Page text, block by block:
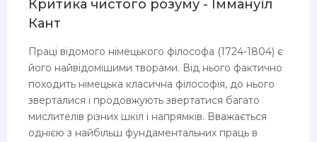
Критика чистого розуму - Іммануїл
Кант
Праці відомого німецького філософа (1724-1804) є
його найвідомішими творами. Від нього фактично
походить німецька класична філософія, до нього
зверталися і продовжують звертатися багато
мислителів різних шкіл і напрямків. Вважається
однією з найбільш фундаментальних праць в